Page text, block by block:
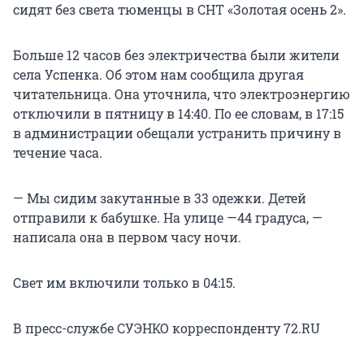
сидят без света тюменцы в СНТ «Золотая осень 2».
Больше 12 часов без электричества были жители
села Успенка. Об этом нам сообщила другая
читательница. Она уточнила, что электроэнергию
отключили в пятницу в 14:40. По ее словам, в 17:15
в администрации обещали устранить причину в
течение часа.
— Мы сидим закутанные в 33 одежки. Детей
отправили к бабушке. На улице —44 градуса, —
написала она в первом часу ночи.
Свет им включили только в 04:15.
В пресс-службе СУЭНКО корреспонденту 72.RU